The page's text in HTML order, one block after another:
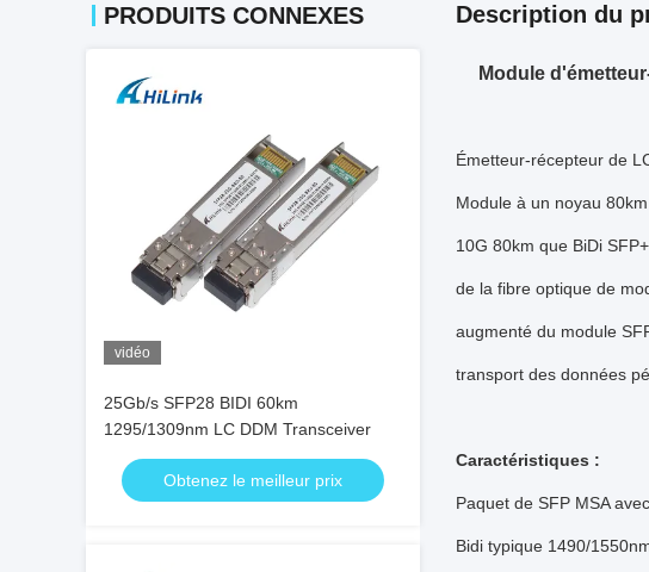
PRODUITS CONNEXES
vidéo
25Gb/s SFP28 BIDI 60km
1295/1309nm LC DDM Transceiver
Obtenez le meilleur prix
Description du
Module
Émetteur-récepteur de
Module à un noyau
10G 80km que BiDi
de la fibre optique de
augmenté du module
transport des données
Caractéristiques :
Paquet de SFP MSA
Bidi typique 1490/